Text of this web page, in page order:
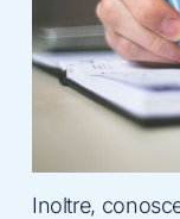
Inoltre,